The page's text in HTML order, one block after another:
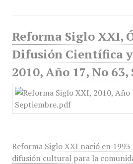
Reforma Siglo XXI,
Difusión Científica
2010, Año 17, No
Reforma Siglo XXI nació en
difusión cultural para la